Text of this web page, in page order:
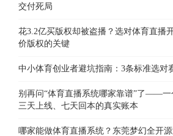
交付死局
花3.2亿买版权却被盗播？选对体育直播
价版权的关键
中小体育创业者避坑指南：3条标准选对
别再问“体育直播系统哪家靠谱”了——一
三天上线、七天回本的真实账本
哪家能做体育直播系统？东莞梦幻全开